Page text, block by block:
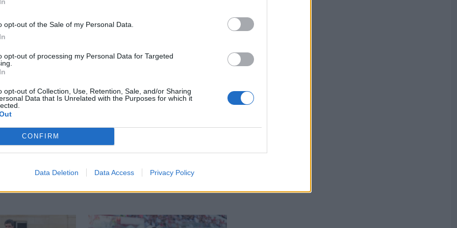
opt-out of the Sale of my Personal Data.
opt-out of processing my Personal Data for Targeted
opt-out of Collection, Use, Retention, Sale, and/or Sharing
Data that Is Unrelated with the Purposes for which it
CONFIRM
Data Deletion Data Access Privacy Policy